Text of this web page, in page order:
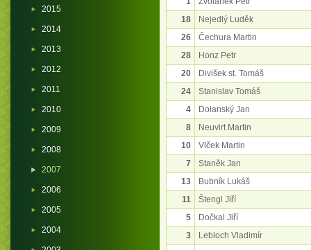
18
Nejedlý Luděk
26
Čechura Martin
28
Honz Petr
20
Divišek st. Tomáš
24
Stanislav Tomáš
4
Dolanský Jan
8
Neuvirt Martin
10
Vlček Martin
7
Staněk Jan
13
Bubník Lukáš
11
Štengl Jiří
5
Dočkal Jiří
3
Lebloch Vladimír
2015
2014
2013
2012
2011
2010
2009
2008
2007
2006
2005
2004